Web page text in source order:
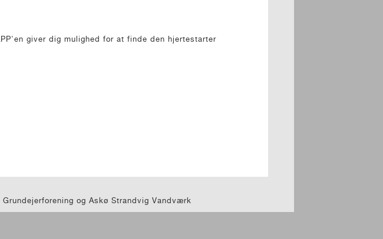
giver dig mulighed for at finde den hjertestarter
og Askø Strandvig Vandværk